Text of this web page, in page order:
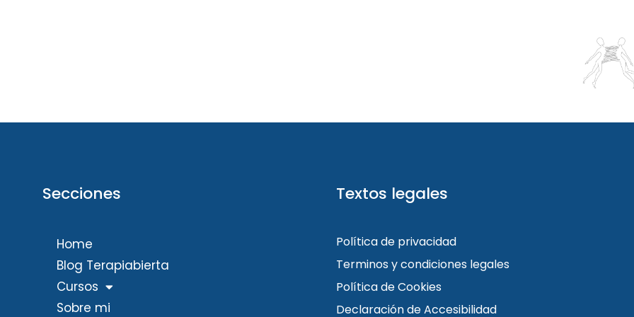
Secciones
Home
Blog Terapiabierta
Cursos
Sobre mi
Textos legales
Política de privacidad
Terminos y condiciones legales
Política de Cookies
Declaración de Accesibilidad